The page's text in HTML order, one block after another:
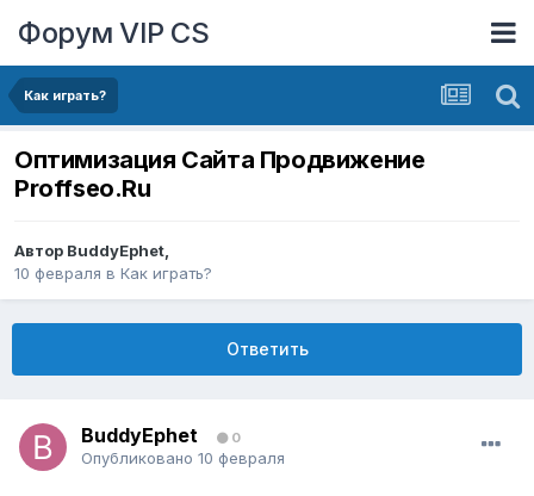
Форум VIP CS
Как играть?
Оптимизация Сайта Продвижение
Proffseo.Ru
Автор BuddyEphet,
10 февраля в Как играть?
Ответить
BuddyEphet 0
Опубликовано 10 февраля